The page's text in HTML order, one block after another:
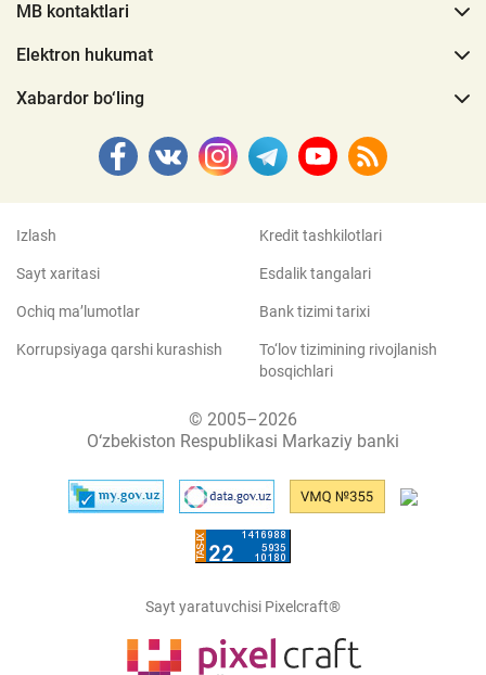
MB kontaktlari
Elektron hukumat
Xabardor bo‘ling
Izlash
Sayt xaritasi
Ochiq ma’lumotlar
Korrupsiyaga qarshi kurashish
Kredit tashkilotlari
Esdalik tangalari
Bank tizimi tarixi
To‘lov tizimining rivojlanish
bosqichlari
© 2005–2026
O‘zbekiston Respublikasi Markaziy banki
Sayt yaratuvchisi Pixelcraft®